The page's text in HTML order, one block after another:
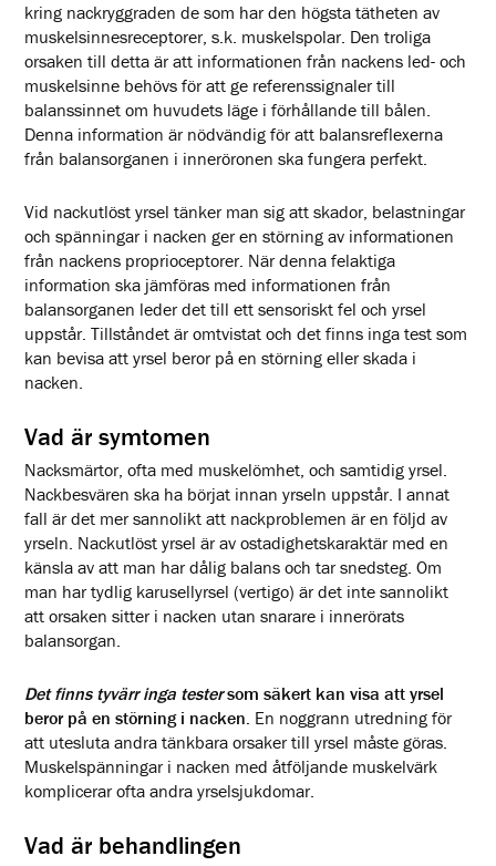
kring nackryggraden de som har den högsta tätheten av
muskelsinnesreceptorer, s.k. muskelspolar. Den troliga
orsaken till detta är att informationen från nackens led- och
muskelsinne behövs för att ge referenssignaler till
balanssinnet om huvudets läge i förhållande till bålen.
Denna information är nödvändig för att balansreflexerna
från balansorganen i inneröronen ska fungera perfekt.
Vid nackutlöst yrsel tänker man sig att skador, belastningar
och spänningar i nacken ger en störning av informationen
från nackens proprioceptorer. När denna felaktiga
information ska jämföras med informationen från
balansorganen leder det till ett sensoriskt fel och yrsel
uppstår. Tillståndet är omtvistat och det finns inga test som
kan bevisa att yrsel beror på en störning eller skada i
nacken.
Vad är symtomen
Nacksmärtor, ofta med muskelömhet, och samtidig yrsel.
Nackbesvären ska ha börjat innan yrseln uppstår. I annat
fall är det mer sannolikt att nackproblemen är en följd av
yrseln. Nackutlöst yrsel är av ostadighetskaraktär med en
känsla av att man har dålig balans och tar snedsteg. Om
man har tydlig karusellyrsel (vertigo) är det inte sannolikt
att orsaken sitter i nacken utan snarare i innerörats
balansorgan.
Det finns tyvärr inga testersom säkert kan visa att yrsel
beror på en störning i nacken. En noggrann utredning för
att utesluta andra tänkbara orsaker till yrsel måste göras.
Muskelspänningar i nacken med åtföljande muskelvärk
komplicerar ofta andra yrselsjukdomar.
Vad är behandlingen